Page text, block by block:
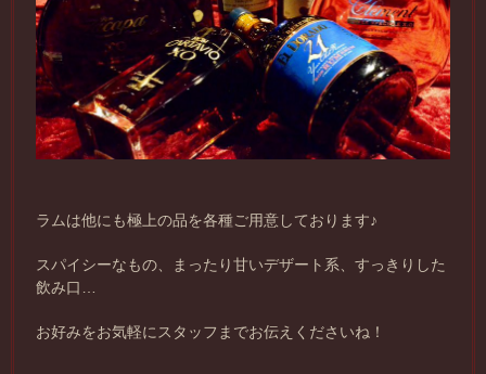
ラムは他にも極上の品を各種ご用意しております♪
スパイシーなもの、まったり甘いデザート系、すっきりした
飲み口…
お好みをお気軽にスタッフまでお伝えくださいね！